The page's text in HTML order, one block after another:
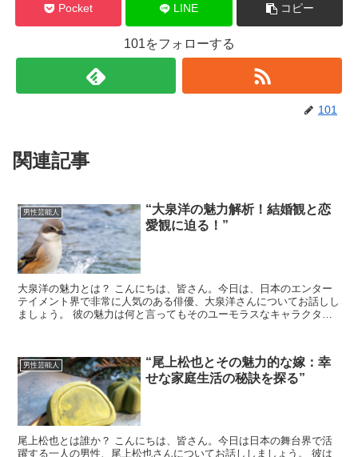
Pocket LINE コピー
101をフォローする
101
関連記事
男性芸能人
“大泉洋の魅力解析！結婚観と恋
愛観に迫る！”
大泉洋の魅力とは？ こんにちは、皆さん。今日は、日本のエンター
テイメント界で非常に人気のある俳優、大泉洋さんについてお話しし
ましょう。 彼の魅力は何と言ってもそのユーモラスなキャラクター
男性芸能人
“尾上松也とその魅力的な嫁：幸
せな家庭生活の秘訣を探る”
尾上松也とは誰か？ こんにちは、皆さん。今日は日本の舞台界で活
躍する一人の男性、尾上松也さんについてお話ししましょう。 彼は